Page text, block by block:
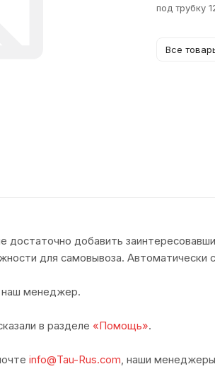
под трубку
Все
достаточно добавить
для самовывоза. Автоматически
наш менеджер.
в разделе «Помощь».
info@Tau-Rus.com, наши менеджеры